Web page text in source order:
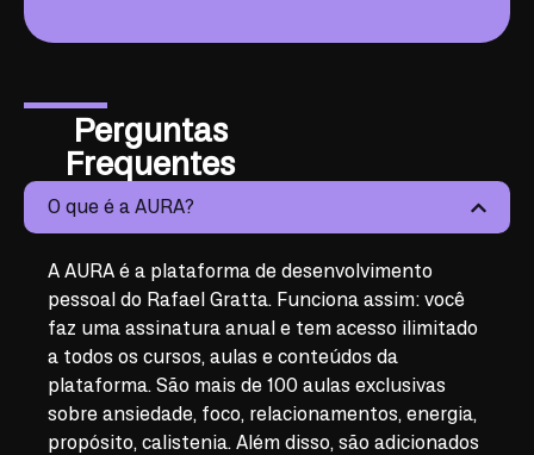
Perguntas
Frequentes
O que é a AURA?
A AURA é a plataforma de desenvolvimento
pessoal do Rafael Gratta. Funciona assim: você
faz uma assinatura anual e tem acesso ilimitado
a todos os cursos, aulas e conteúdos da
plataforma. São mais de 100 aulas exclusivas
sobre ansiedade, foco, relacionamentos, energia,
propósito, calistenia. Além disso, são adicionados